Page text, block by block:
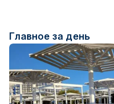
Главное за день